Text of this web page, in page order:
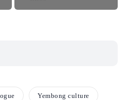
Yembong culture